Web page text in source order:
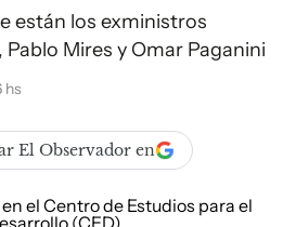
están los exministros
Mires y Omar Paganini
hs
El Observador en